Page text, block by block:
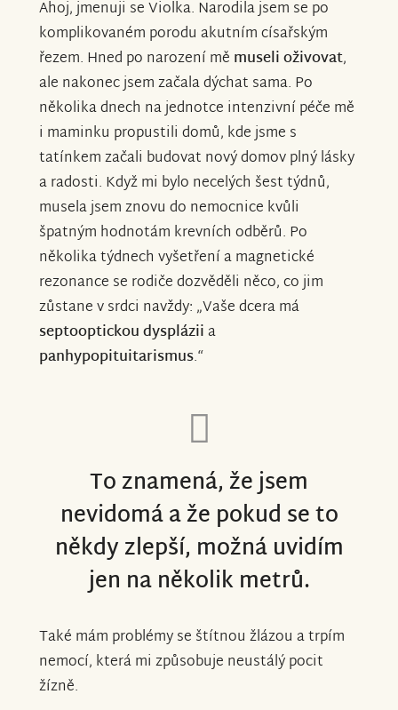
Ahoj, jmenuji se Violka. Narodila jsem se po
komplikovaném porodu akutním císařským
řezem. Hned po narození mě museli oživovat,
ale nakonec jsem začala dýchat sama. Po
několika dnech na jednotce intenzivní péče mě
i maminku propustili domů, kde jsme s
tatínkem začali budovat nový domov plný lásky
a radosti. Když mi bylo necelých šest týdnů,
musela jsem znovu do nemocnice kvůli
špatným hodnotám krevních odběrů. Po
několika týdnech vyšetření a magnetické
rezonance se rodiče dozvěděli něco, co jim
zůstane v srdci navždy: „Vaše dcera má
septooptickou dyspláziia
panhypopituitarismus.“
To znamená, že jsem
nevidomá a že pokud se to
někdy zlepší, možná uvidím
jen na několik metrů.
Také mám problémy se štítnou žlázou a trpím
nemocí, která mi způsobuje neustálý pocit
žízně.